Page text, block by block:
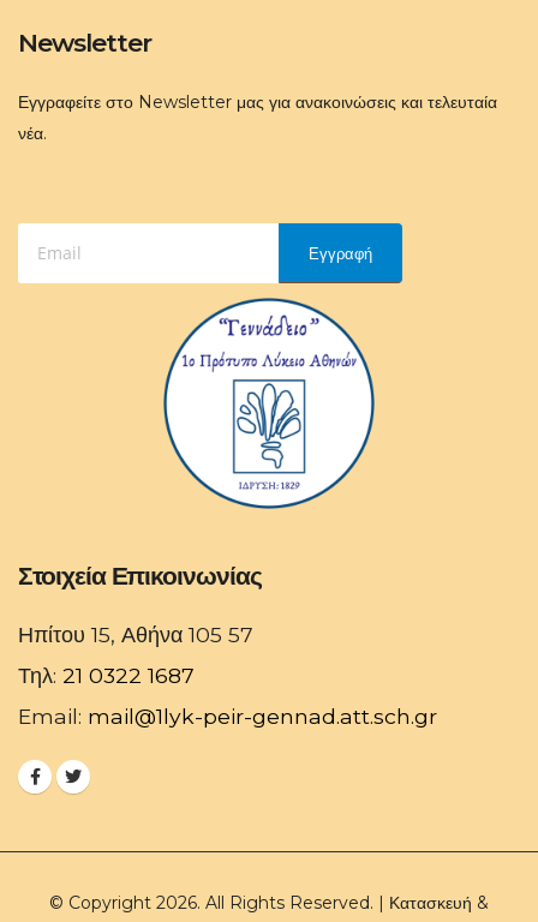
Newsletter
Εγγραφείτε στο Newsletter μας για ανακοινώσεις και τελευταία
νέα.
Εγγραφή
Στοιχεία Επικοινωνίας
Ηπίτου 15, Αθήνα 105 57
Τηλ: 21 0322 1687
Email: mail@1lyk-peir-gennad.att.sch.gr
© Copyright 2026. All Rights Reserved. | Κατασκευή &